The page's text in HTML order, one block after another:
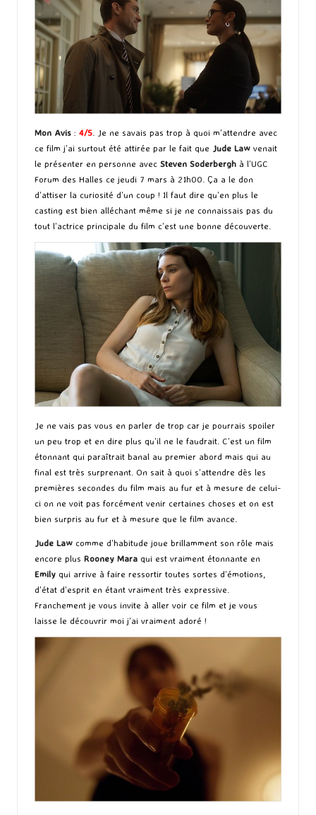
Mon Avis : 4/5. Je ne savais pas trop à quoi m’attendre avec
ce film j’ai surtout été attirée par le fait que Jude Law venait
le présenter en personne avec Steven Soderbergh à l’UGC
Forum des Halles ce jeudi 7 mars à 21h00. Ça a le don
d’attiser la curiosité d’un coup ! Il faut dire qu’en plus le
casting est bien alléchant même si je ne connaissais pas du
tout l’actrice principale du film c’est une bonne découverte.
Je ne vais pas vous en parler de trop car je pourrais spoiler
un peu trop et en dire plus qu’il ne le faudrait. C’est un film
étonnant qui paraîtrait banal au premier abord mais qui au
final est très surprenant. On sait à quoi s’attendre dès les
premières secondes du film mais au fur et à mesure de celui-
ci on ne voit pas forcément venir certaines choses et on est
bien surpris au fur et à mesure que le film avance.
Jude Law comme d’habitude joue brillamment son rôle mais
encore plus Rooney Mara qui est vraiment étonnante en
Emily qui arrive à faire ressortir toutes sortes d’émotions,
d’état d’esprit en étant vraiment très expressive.
Franchement je vous invite à aller voir ce film et je vous
laisse le découvrir moi j’ai vraiment adoré !